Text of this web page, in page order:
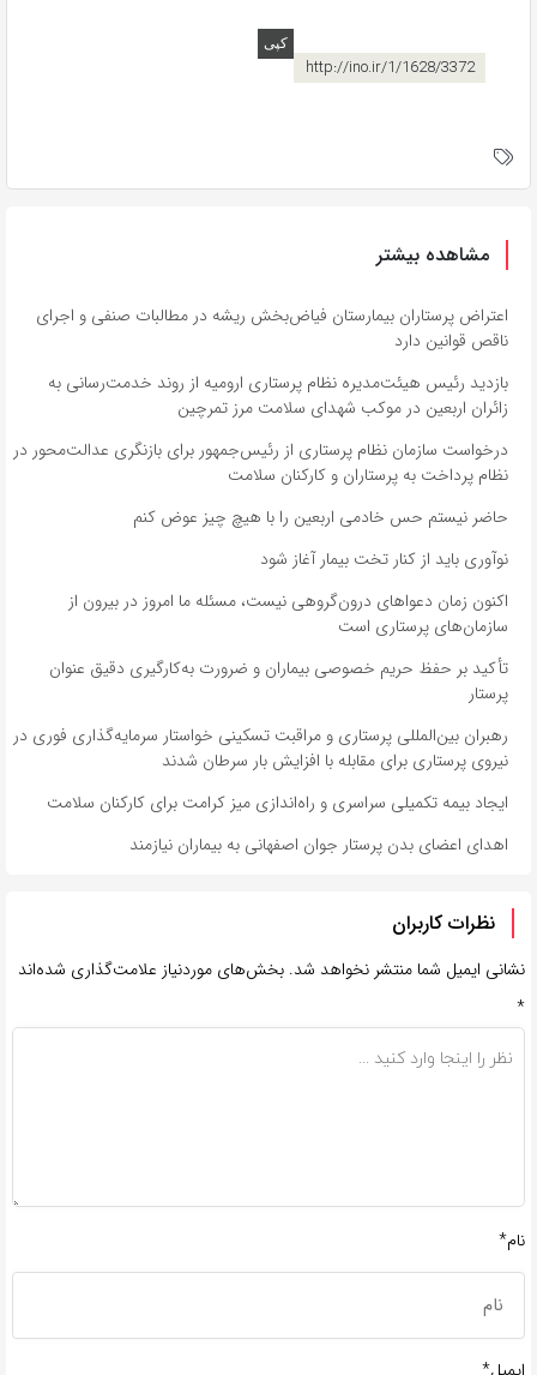
http://ino.ir/1/1628/3372
مشاهده بیشتر
اعتراض پرستاران بیمارستان فیاض‌بخش ریشه در مطالبات صنفی و اجرای
ناقص قوانین دارد
بازدید رئیس هیئت‌مدیره نظام پرستاری ارومیه از روند خدمت‌رسانی به
زائران اربعین در موکب شهدای سلامت مرز تمرچین
درخواست سازمان نظام پرستاری از رئیس‌جمهور برای بازنگری عدالت‌محور در
نظام پرداخت به پرستاران و کارکنان سلامت
حاضر نیستم حس خادمی اربعین را با هیچ چیز عوض کنم
نوآوری باید از کنار تخت بیمار آغاز شود
اکنون زمان دعواهای درون‌گروهی نیست، مسئله ما امروز در بیرون از
سازمان‌های پرستاری است
تأکید بر حفظ حریم خصوصی بیماران و ضرورت به‌کارگیری دقیق عنوان
پرستار
رهبران بین‌المللی پرستاری و مراقبت تسکینی خواستار سرمایه‌گذاری فوری در
نیروی پرستاری برای مقابله با افزایش بار سرطان شدند
ایجاد بیمه تکمیلی سراسری و راه‌اندازی میز کرامت برای کارکنان سلامت
اهدای اعضای بدن پرستار جوان اصفهانی به بیماران نیازمند
نظرات کاربران
نشانی ایمیل شما منتشر نخواهد شد. بخش‌های موردنیاز علامت‌گذاری شده‌اند
*
نام*